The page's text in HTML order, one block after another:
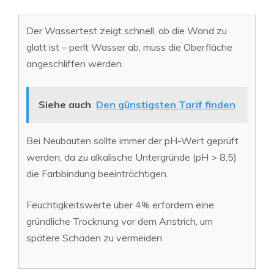
Der Wassertest zeigt schnell, ob die Wand zu
glatt ist – perlt Wasser ab, muss die Oberfläche
angeschliffen werden.
Siehe auch Den günstigsten Tarif finden
Bei Neubauten sollte immer der pH-Wert geprüft
werden, da zu alkalische Untergründe (pH > 8,5)
die Farbbindung beeinträchtigen.
Feuchtigkeitswerte über 4% erfordern eine
gründliche Trocknung vor dem Anstrich, um
spätere Schäden zu vermeiden.